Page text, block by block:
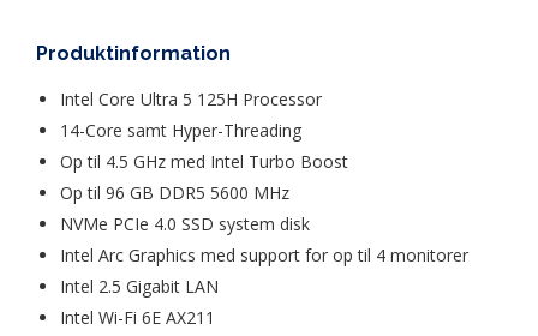
Produktinformation
Intel Core Ultra 5 125H Processor
14-Core samt Hyper-Threading
Op til 4.5 GHz med Intel Turbo Boost
Op til 96 GB DDR5 5600 MHz
NVMe PCIe 4.0 SSD system disk
Intel Arc Graphics med support for op til 4 monitorer
Intel 2.5 Gigabit LAN
Intel Wi-Fi 6E AX211